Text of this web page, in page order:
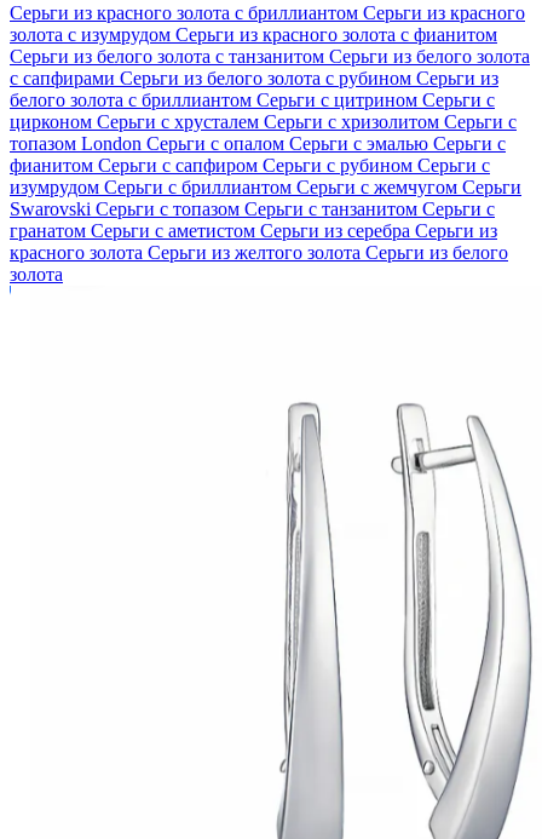
Серьги из красного золота с бриллиантом Серьги из красного
золота с изумрудом Серьги из красного золота с фианитом
Серьги из белого золота с танзанитом Серьги из белого золота
с сапфирами Серьги из белого золота с рубином Серьги из
белого золота с бриллиантом Серьги с цитрином Серьги с
цирконом Серьги с хрусталем Серьги с хризолитом Серьги с
топазом London Серьги с опалом Серьги с эмалью Серьги с
фианитом Серьги с сапфиром Серьги с рубином Серьги с
изумрудом Серьги с бриллиантом Серьги с жемчугом Серьги
Swarovski Серьги с топазом Серьги с танзанитом Серьги с
гранатом Серьги с аметистом Серьги из серебра Серьги из
красного золота Серьги из желтого золота Серьги из белого
золота